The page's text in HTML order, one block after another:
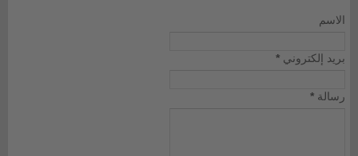
الاسم
بريد إلكتروني *
رسالة *